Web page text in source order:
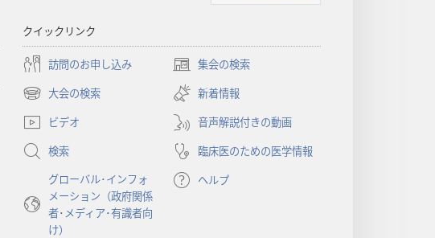
クイックリンク
訪問のお申し込み 集会の検索
（新
し
い
タ
ブ
で
開
く）
大会の検索
（新
し
タ
開
新着情報
ビデオ
音声解説付きの動画
検索
臨床医のための医学情報
グローバル･インフォ
メーション（政府関係
者･メディア･有識者向
け）
ヘルプ